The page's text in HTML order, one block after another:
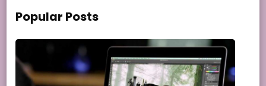
Popular Posts